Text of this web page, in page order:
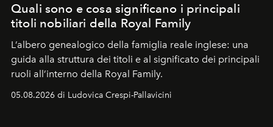
Quali sono e cosa significano i principali
titoli nobiliari della Royal Family
L’albero genealogico della famiglia reale inglese: una
guida alla struttura dei titoli e al significato dei principali
ruoli all’interno della Royal Family.
05.08.2026 di Ludovica Crespi-Pallavicini